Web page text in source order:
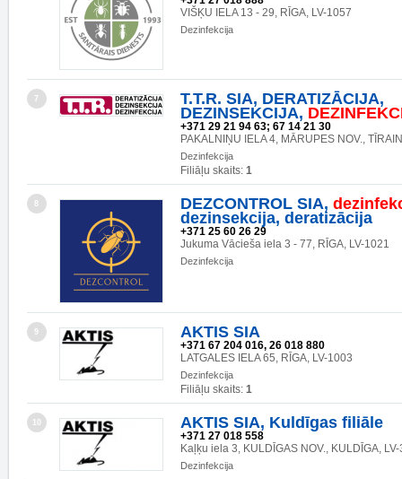
VIŠĶU IELA 13 - 29, RĪGA, LV-1057
Dezinfekcija
7
T.T.R. SIA, DERATIZĀCIJA,
DEZINSEKCIJA,
+371 29 21 94 63; 67 14 21 30
PAKALNIŅU IELA 4, MĀRUPES NOV.,
Dezinfekcija
Filiāļu skaits: 1
8 DEZCONTROL SIA,
dezinsekcija, deratizācija
+371 25 60 26 29
Jukuma Vācieša iela 3 - 77, RĪGA, LV-1021
Dezinfekcija
9 AKTIS SIA
+371 67 204 016, 26 018 880
LATGALES IELA 65, RĪGA, LV-1003
Dezinfekcija
Filiāļu skaits: 1
10 AKTIS SIA, Kuldīgas filiāle
+371 27 018 558
Kaļķu iela 3, KULDĪGAS NOV., KULDĪGA,
Dezinfekcija